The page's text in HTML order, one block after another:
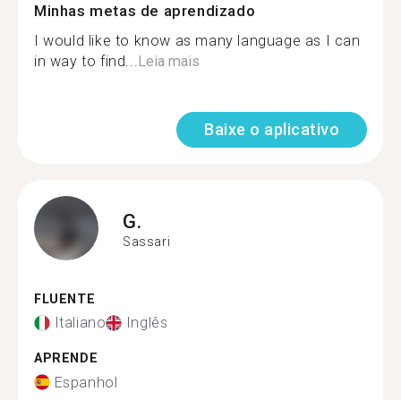
Minhas metas de aprendizado
I would like to know as many language as I can
in way to find... Leia mais
Baixe o aplicativo
G.
Sassari
FLUENTE
Italiano Inglês
APRENDE
Espanhol